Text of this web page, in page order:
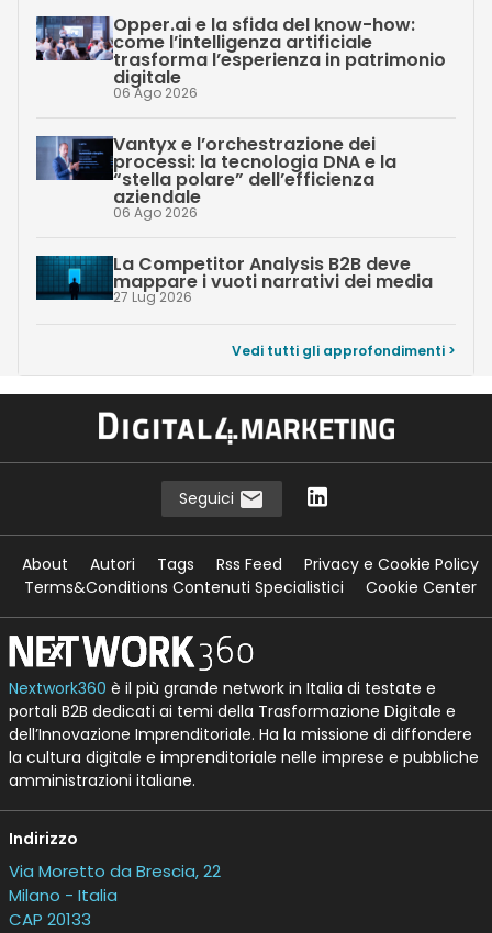
Opper.ai e la sfida del know-how:
come l’intelligenza artificiale
trasforma l’esperienza in patrimonio
digitale
06 Ago 2026
Vantyx e l’orchestrazione dei
processi: la tecnologia DNA e la
“stella polare” dell’efficienza
aziendale
06 Ago 2026
La Competitor Analysis B2B deve
mappare i vuoti narrativi dei media
27 Lug 2026
Vedi tutti gli approfondimenti >
Seguici
About Autori Tags Rss Feed
Privacy e Cookie Policy
Terms&Conditions Contenuti Specialistici
Cookie Center
Nextwork360 è il più grande network in Italia di testate e
portali B2B dedicati ai temi della Trasformazione Digitale e
dell’Innovazione Imprenditoriale. Ha la missione di diffondere
la cultura digitale e imprenditoriale nelle imprese e pubbliche
amministrazioni italiane.
Indirizzo
Via Moretto da Brescia, 22
Milano - Italia
CAP 20133